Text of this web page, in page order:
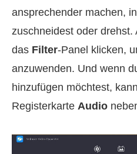
ansprechender machen,
zuschneidest oder
das Filter-Panel klicken,
anzuwenden. Und wenn
hinzufügen möchtest,
Registerkarte Audio